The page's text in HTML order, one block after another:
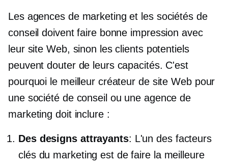
Les agences de marketing et les sociétés de
conseil doivent faire bonne impression avec
leur site Web, sinon les clients potentiels
peuvent douter de leurs capacités. C'est
pourquoi le meilleur créateur de site Web pour
une société de conseil ou une agence de
marketing doit inclure :
Des designs attrayants: L'un des facteurs
clés du marketing est de faire la meilleure